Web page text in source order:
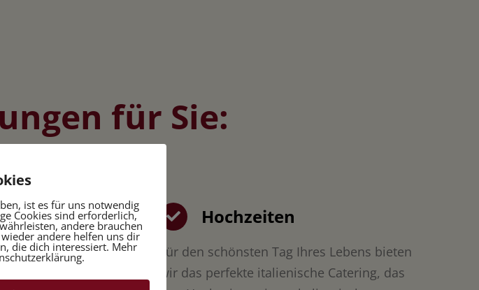
für Sie:
unvergesslich
Hochzeiten
Für den schönsten Tag Ihres Lebens bieten
wir das perfekte italienische Catering, das
ist es für uns notwendig
Cookies sind erforderlich,
andere brauchen
andere helfen uns dir
die dich interessiert. Mehr